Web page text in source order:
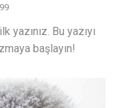
Bu yazıyı
başlayın!